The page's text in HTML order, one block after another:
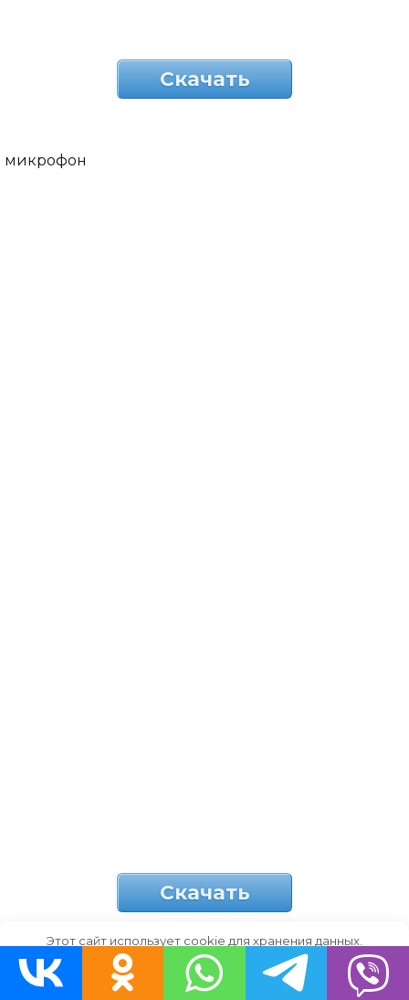
Скачать
микрофон
Скачать
певец в очках
Этот сайт использует cookie для хранения данных.
Продолжая использовать сайт, Вы даете свое согласие на
работу с этими файлами.
OK